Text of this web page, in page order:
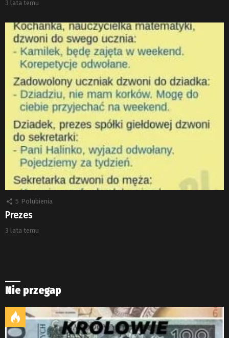
3 lata temu
5 Polubienia
Prezes
3 lata temu
Nie przegap